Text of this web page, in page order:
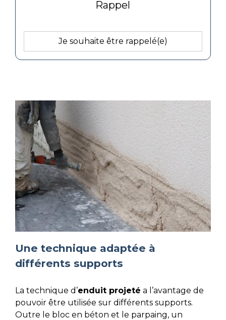
Rappel
Je souhaite être rappelé(e)
Une technique adaptée à
différents supports
La technique d’enduit projeté a l’avantage de
pouvoir être utilisée sur différents supports.
Outre le bloc en béton et le parpaing, un